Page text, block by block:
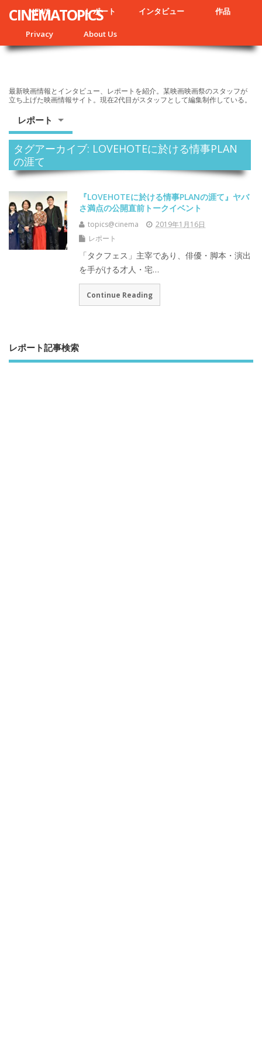
NEWS レポート インタビュー 作品
Privacy About Us
CINEMATOPICS
最新映画情報とインタビュー、レポートを紹介。某映画映画祭のスタッフが
立ち上げた映画情報サイト。現在2代目がスタッフとして編集制作している。
レポート
タグアーカイブ: LOVEHOTEに於ける情事PLAN
の涯て
『LOVEHOTEに於ける情事PLANの涯て』ヤバ
さ満点の公開直前トークイベント
topics@cinema
2019年1月16日
レポート
「タクフェス」主宰であり、俳優・脚本・演出
を手がける才人・宅…
Continue Reading
レポート記事検索